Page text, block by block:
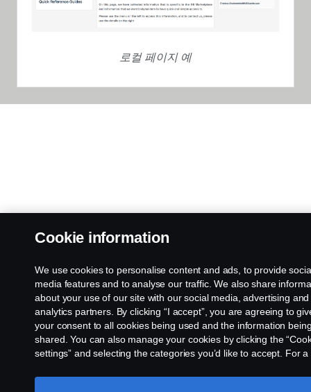
로컬 페이지 예
SCANIA.COM
Cookie information
We use cookies to personalise content and ads, to provide
media features and to analyse our traffic. We also share
about your use of our site with our social media, advertising and
analytics partners. By clicking “I accept”, you are agreeing to
your consent to all cookies being used and the information
shared. You can also manage your cookies by clicking the
settings” and selecting the categories you’d like to accept. For a
cookies section, which you can find by clicking the link below this